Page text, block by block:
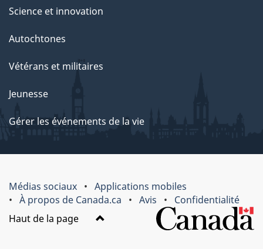
Science et innovation
Autochtones
Vétérans et militaires
Jeunesse
Gérer les événements de la vie
Médias sociaux
Applications mobiles
À propos de Canada.ca
Avis
Confidentialité
Haut de la page